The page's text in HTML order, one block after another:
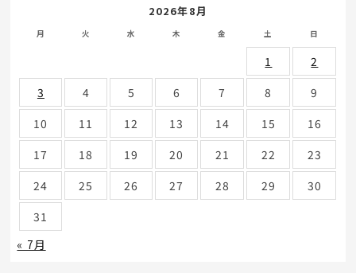
2026年8月
月 火 水 木 金 土 日
1
2
3
4 5 6 7 8
9
10
11 12 13 14 15
16
17
18 19 20 21 22
23
24
25 26 27 28 29
30
31
« 7月